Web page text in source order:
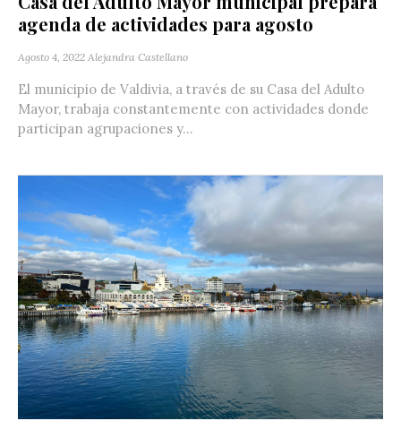
agenda de actividades para agosto
Agosto 4, 2022 Alejandra Castellano
El municipio de Valdivia, a través de su Casa del Adulto
Mayor, trabaja constantemente con actividades donde
participan agrupaciones y...